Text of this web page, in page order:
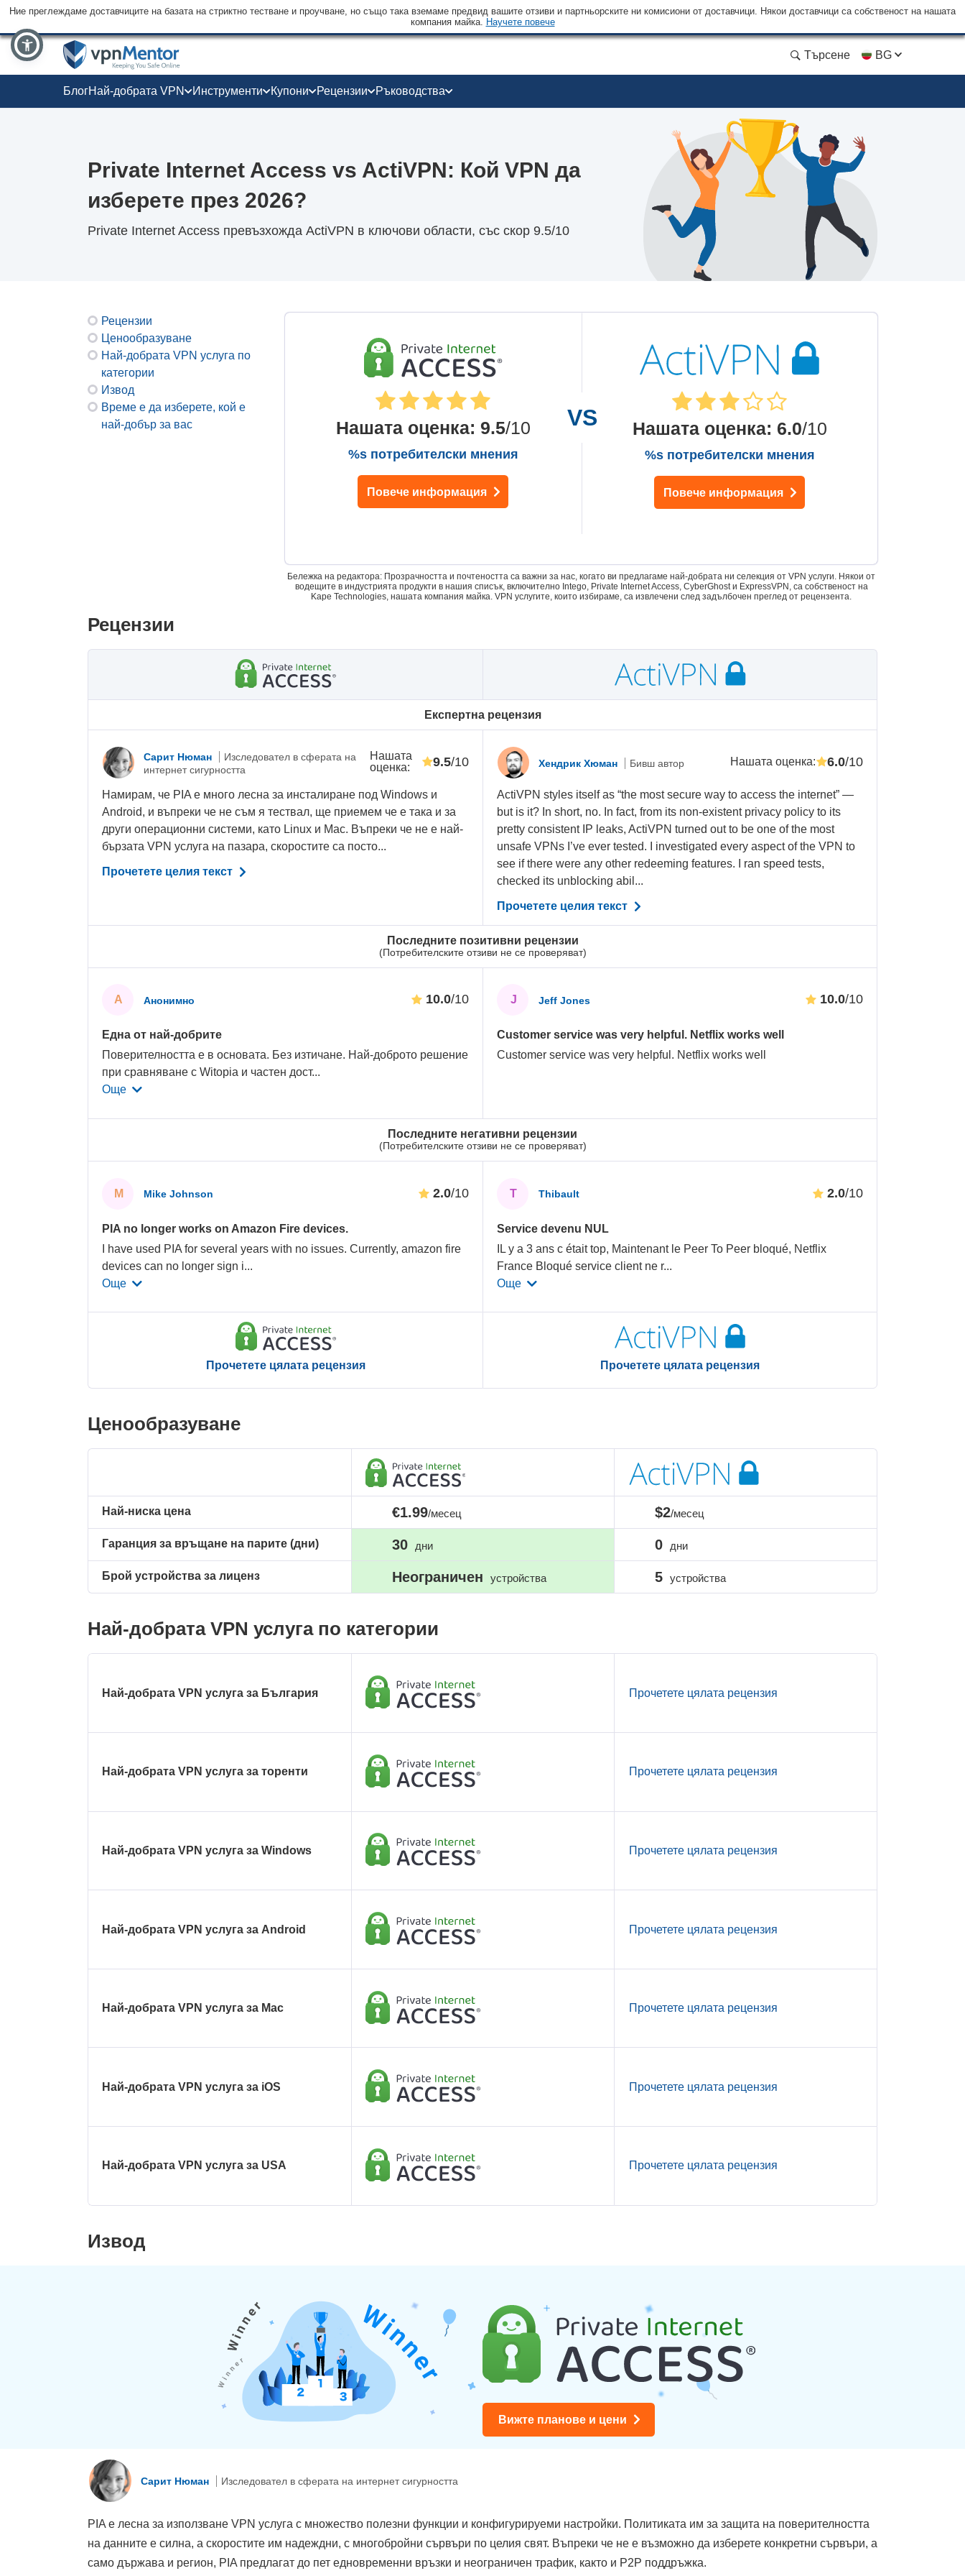
Ние преглеждаме доставчиците на базата на стриктно тестване и проучване, но също така вземаме предвид вашите отзиви и партньорските ни комисиони от доставчици. Някои доставчици са собственост на нашата
компания майка. Научете повече
Търсене BG
БлогНай-добрата VPN Инструменти Купони Рецензии Ръководства
Private Internet Access vs ActiVPN: Кой VPN да
изберете през 2026?
Private Internet Access превъзхожда ActiVPN в ключови области, със скор 9.5/10
Рецензии
Ценообразуване
Най-добрата VPN услуга по
категории
Извод
Време е да изберете, кой е
най-добър за вас
Нашата оценка: 9.5/10
%s потребителски мнения
Повече информация
Нашата оценка: 6.0/10
%s потребителски мнения
Повече информация
Бележка на редактора: Прозрачността и почтеността са важни за нас, когато ви предлагаме най-добрата ни селекция от VPN услуги. Някои от
водещите в индустрията продукти в нашия списък, включително Intego, Private Internet Access, CyberGhost и ExpressVPN, са собственост на
Kape Technologies, нашата компания майка. VPN услугите, които избираме, са извлечени след задълбочен преглед от рецензента.
Рецензии
Eкспертна рецензия
Последните позитивни рецензии
(Потребителските отзиви не се проверяват)
Последните негативни рецензии
(Потребителските отзиви не се проверяват)
Сарит Нюман
Изследовател в сферата на
интернет сигурността
Нашата
оценка: 9.5/10
Намирам, че PIA е много лесна за инсталиране под Windows и
Android, и въпреки че не съм я тествал, ще приемем че е така и за
други операционни системи, като Linux и Mac. Въпреки че не е най-
бързата VPN услуга на пазара, скоростите са посто...
Прочетете целия текст
А Анонимно 10.0/10
Една от най-добрите
Поверителността е в основата. Без изтичане. Най-доброто решение
при сравняване с Witopia и частен дост...
Още
M Mike Johnson 2.0/10
PIA no longer works on Amazon Fire devices.
I have used PIA for several years with no issues. Currently, amazon fire
devices can no longer sign i...
Още
Прочетете цялата рецензия
Хендрик Хюман Бивш автор Нашата оценка: 6.0/10
ActiVPN styles itself as “the most secure way to access the internet” —
but is it? In short, no. In fact, from its non-existent privacy policy to its
pretty consistent IP leaks, ActiVPN turned out to be one of the most
unsafe VPNs I’ve ever tested. I investigated every aspect of the VPN to
see if there were any other redeeming features. I ran speed tests,
checked its unblocking abil...
Прочетете целия текст
J Jeff Jones 10.0/10
Customer service was very helpful. Netflix works well
Customer service was very helpful. Netflix works well
T Thibault 2.0/10
Service devenu NUL
IL y a 3 ans c était top, Maintenant le Peer To Peer bloqué, Netflix
France Bloqué service client ne r...
Още
Прочетете цялата рецензия
Ценообразуване
Най-ниска цена
Гаранция за връщане на парите (дни)
Брой устройства за лиценз
€1.99/месец
30 дни
Неограничен устройства
$2/месец
0 дни
5 устройства
Най-добрата VPN услуга по категории
Най-добрата VPN услуга за България Прочетете цялата рецензия
Най-добрата VPN услуга за торенти Прочетете цялата рецензия
Най-добрата VPN услуга за Windows Прочетете цялата рецензия
Най-добрата VPN услуга за Android Прочетете цялата рецензия
Най-добрата VPN услуга за Mac Прочетете цялата рецензия
Най-добрата VPN услуга за iOS Прочетете цялата рецензия
Най-добрата VPN услуга за USA Прочетете цялата рецензия
Извод
Вижте планове и цени
Сарит Нюман Изследовател в сферата на интернет сигурността
PIA е лесна за използване VPN услуга с множество полезни функции и конфигурируеми настройки. Политиката им за защита на поверителността
на данните е силна, а скоростите им надеждни, с многобройни сървъри по целия свят. Въпреки че не е възможно да изберете конкретни сървъри, а
само държава и регион, PIA предлагат до пет едновременни връзки и неограничен трафик, както и P2P поддръжка.